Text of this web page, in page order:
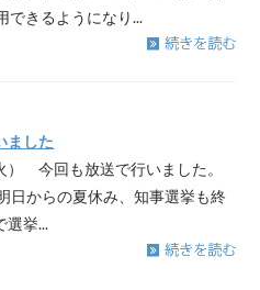
できるようになり...
ました
） 今回も放送で行いました。
からの夏休み、知事選挙も終
選挙...